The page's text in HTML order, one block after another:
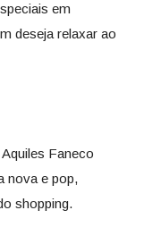
em
deseja relaxar ao
Faneco
nova e pop,
shopping.